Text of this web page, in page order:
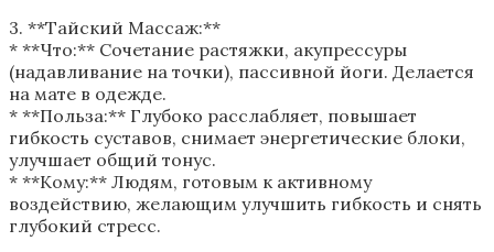
3. **Тайский Массаж:**
* **Что:** Сочетание растяжки, акупрессуры
(надавливание на точки), пассивной йоги. Делается
на мате в одежде.
* **Польза:** Глубоко расслабляет, повышает
гибкость суставов, снимает энергетические блоки,
улучшает общий тонус.
* **Кому:** Людям, готовым к активному
воздействию, желающим улучшить гибкость и снять
глубокий стресс.